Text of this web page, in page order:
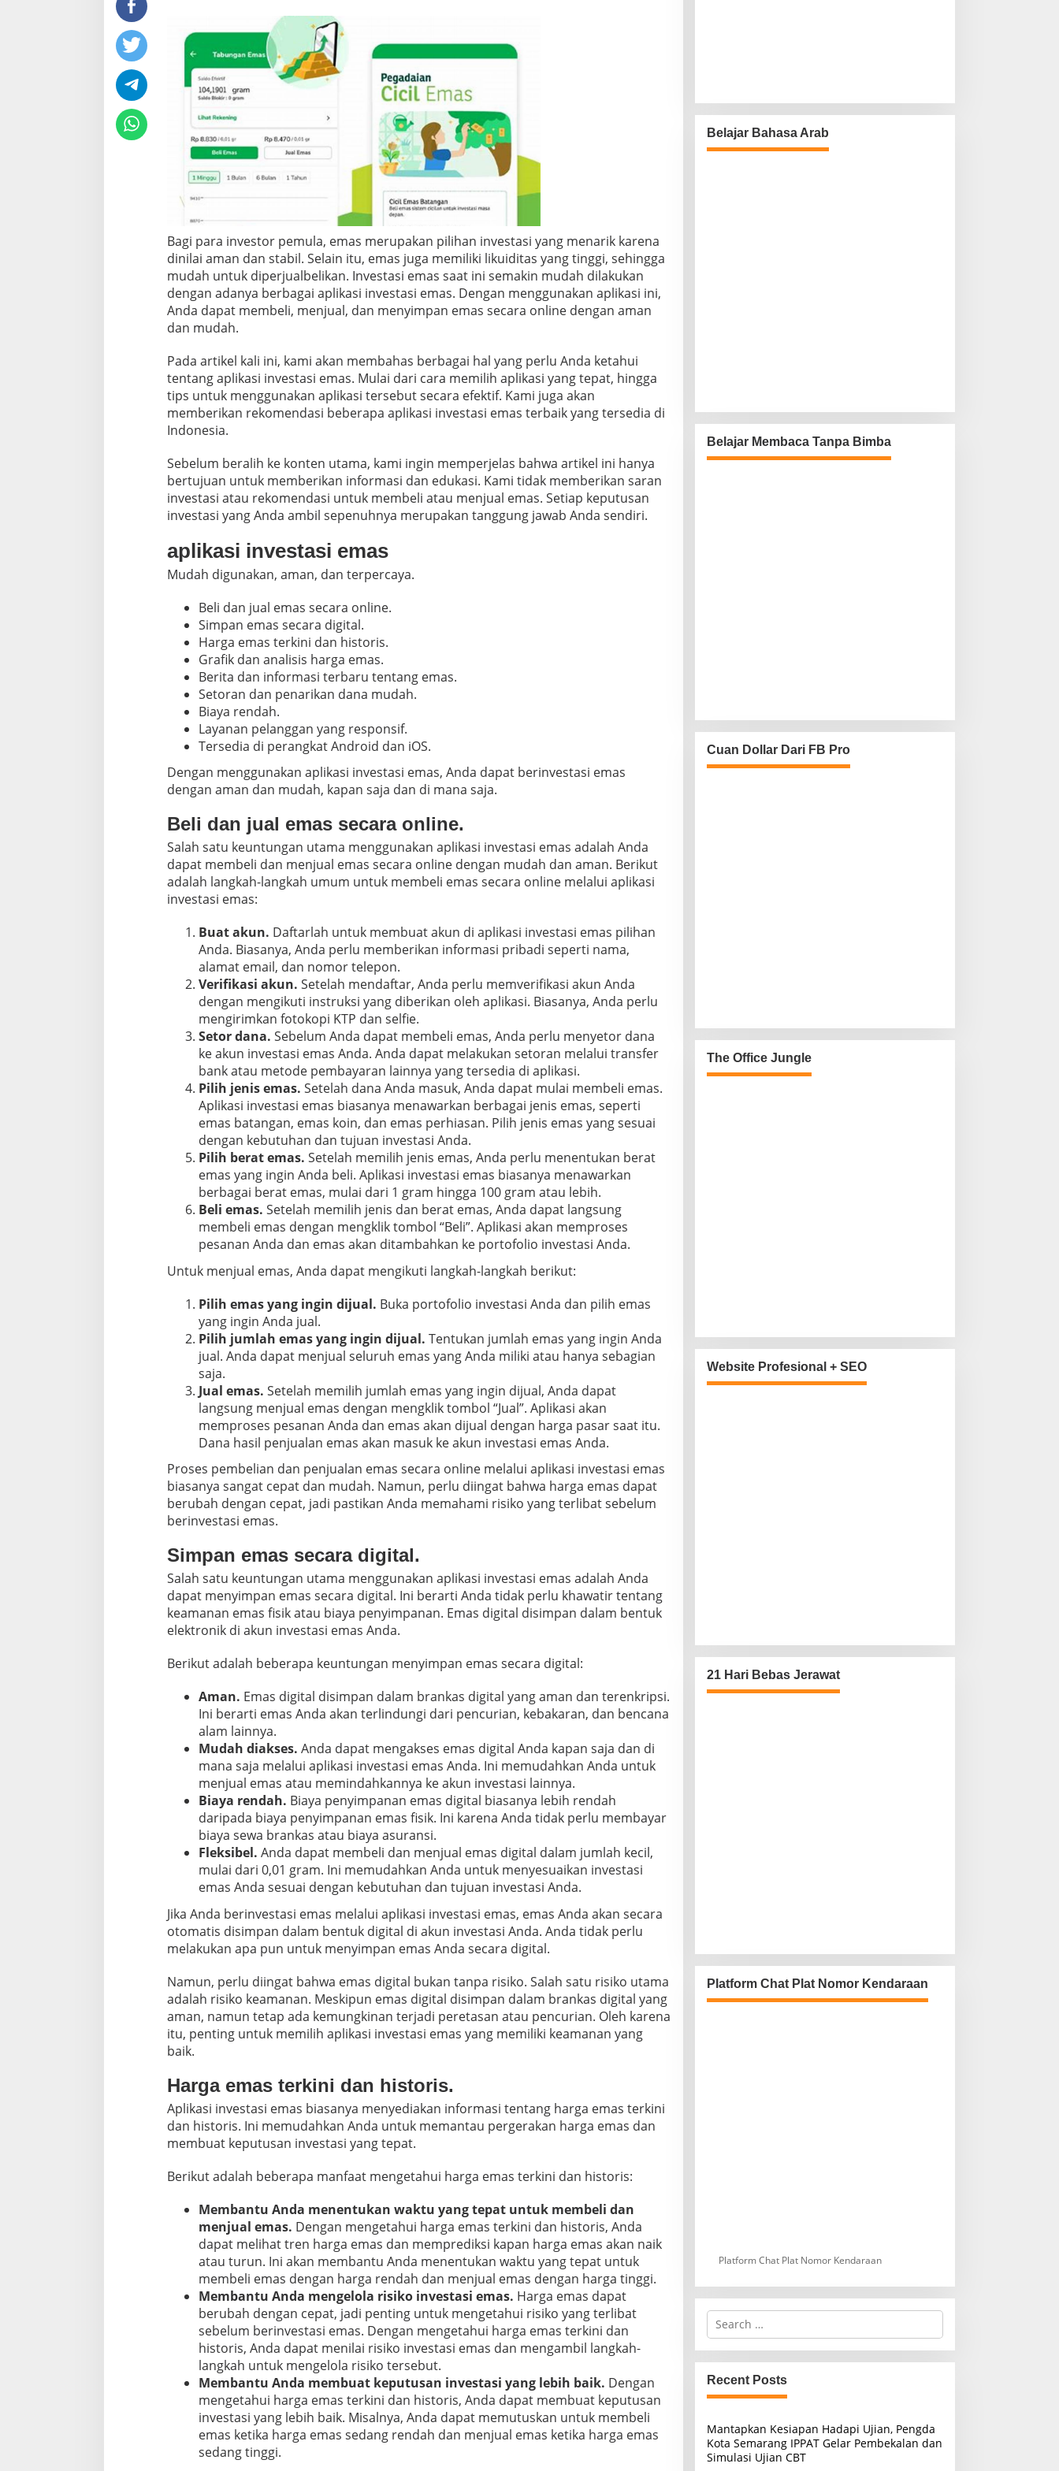
E
m
a
:
P
a
d
u
n
L
e
n
g
k
a
p
u
t
u
k
I
n
v
s
t
o
r
P
m
l
Bagi para investor pemula, emas merupakan pilihan investasi yang menarik karena
dinilai aman dan stabil. Selain itu, emas juga memiliki likuiditas yang tinggi, sehingga
mudah untuk diperjualbelikan. Investasi emas saat ini semakin mudah dilakukan
dengan adanya berbagai aplikasi investasi emas. Dengan menggunakan aplikasi ini,
Anda dapat membeli, menjual, dan menyimpan emas secara online dengan aman
dan mudah.
Pada artikel kali ini, kami akan membahas berbagai hal yang perlu Anda ketahui
tentang aplikasi investasi emas. Mulai dari cara memilih aplikasi yang tepat, hingga
tips untuk menggunakan aplikasi tersebut secara efektif. Kami juga akan
memberikan rekomendasi beberapa aplikasi investasi emas terbaik yang tersedia di
Indonesia.
Sebelum beralih ke konten utama, kami ingin memperjelas bahwa artikel ini hanya
bertujuan untuk memberikan informasi dan edukasi. Kami tidak memberikan saran
investasi atau rekomendasi untuk membeli atau menjual emas. Setiap keputusan
investasi yang Anda ambil sepenuhnya merupakan tanggung jawab Anda sendiri.
aplikasi investasi emas
Mudah digunakan, aman, dan terpercaya.
Beli dan jual emas secara online.
Simpan emas secara digital.
Harga emas terkini dan historis.
Grafik dan analisis harga emas.
Berita dan informasi terbaru tentang emas.
Setoran dan penarikan dana mudah.
Biaya rendah.
Layanan pelanggan yang responsif.
Tersedia di perangkat Android dan iOS.
Dengan menggunakan aplikasi investasi emas, Anda dapat berinvestasi emas
dengan aman dan mudah, kapan saja dan di mana saja.
Beli dan jual emas secara online.
Salah satu keuntungan utama menggunakan aplikasi investasi emas adalah Anda
dapat membeli dan menjual emas secara online dengan mudah dan aman. Berikut
adalah langkah-langkah umum untuk membeli emas secara online melalui aplikasi
investasi emas:
Buat akun. Daftarlah untuk membuat akun di aplikasi investasi emas pilihan
Anda. Biasanya, Anda perlu memberikan informasi pribadi seperti nama,
alamat email, dan nomor telepon.
Verifikasi akun. Setelah mendaftar, Anda perlu memverifikasi akun Anda
dengan mengikuti instruksi yang diberikan oleh aplikasi. Biasanya, Anda perlu
mengirimkan fotokopi KTP dan selfie.
Setor dana. Sebelum Anda dapat membeli emas, Anda perlu menyetor dana
ke akun investasi emas Anda. Anda dapat melakukan setoran melalui transfer
bank atau metode pembayaran lainnya yang tersedia di aplikasi.
Pilih jenis emas. Setelah dana Anda masuk, Anda dapat mulai membeli emas.
Aplikasi investasi emas biasanya menawarkan berbagai jenis emas, seperti
emas batangan, emas koin, dan emas perhiasan. Pilih jenis emas yang sesuai
dengan kebutuhan dan tujuan investasi Anda.
Pilih berat emas. Setelah memilih jenis emas, Anda perlu menentukan berat
emas yang ingin Anda beli. Aplikasi investasi emas biasanya menawarkan
berbagai berat emas, mulai dari 1 gram hingga 100 gram atau lebih.
Beli emas. Setelah memilih jenis dan berat emas, Anda dapat langsung
membeli emas dengan mengklik tombol “Beli”. Aplikasi akan memproses
pesanan Anda dan emas akan ditambahkan ke portofolio investasi Anda.
Untuk menjual emas, Anda dapat mengikuti langkah-langkah berikut:
Pilih emas yang ingin dijual. Buka portofolio investasi Anda dan pilih emas
yang ingin Anda jual.
Pilih jumlah emas yang ingin dijual. Tentukan jumlah emas yang ingin Anda
jual. Anda dapat menjual seluruh emas yang Anda miliki atau hanya sebagian
saja.
Jual emas. Setelah memilih jumlah emas yang ingin dijual, Anda dapat
langsung menjual emas dengan mengklik tombol “Jual”. Aplikasi akan
memproses pesanan Anda dan emas akan dijual dengan harga pasar saat itu.
Dana hasil penjualan emas akan masuk ke akun investasi emas Anda.
Proses pembelian dan penjualan emas secara online melalui aplikasi investasi emas
biasanya sangat cepat dan mudah. Namun, perlu diingat bahwa harga emas dapat
berubah dengan cepat, jadi pastikan Anda memahami risiko yang terlibat sebelum
berinvestasi emas.
Simpan emas secara digital.
Salah satu keuntungan utama menggunakan aplikasi investasi emas adalah Anda
dapat menyimpan emas secara digital. Ini berarti Anda tidak perlu khawatir tentang
keamanan emas fisik atau biaya penyimpanan. Emas digital disimpan dalam bentuk
elektronik di akun investasi emas Anda.
Berikut adalah beberapa keuntungan menyimpan emas secara digital:
Aman. Emas digital disimpan dalam brankas digital yang aman dan terenkripsi.
Ini berarti emas Anda akan terlindungi dari pencurian, kebakaran, dan bencana
alam lainnya.
Mudah diakses. Anda dapat mengakses emas digital Anda kapan saja dan di
mana saja melalui aplikasi investasi emas Anda. Ini memudahkan Anda untuk
menjual emas atau memindahkannya ke akun investasi lainnya.
Biaya rendah. Biaya penyimpanan emas digital biasanya lebih rendah
daripada biaya penyimpanan emas fisik. Ini karena Anda tidak perlu membayar
biaya sewa brankas atau biaya asuransi.
Fleksibel. Anda dapat membeli dan menjual emas digital dalam jumlah kecil,
mulai dari 0,01 gram. Ini memudahkan Anda untuk menyesuaikan investasi
emas Anda sesuai dengan kebutuhan dan tujuan investasi Anda.
Jika Anda berinvestasi emas melalui aplikasi investasi emas, emas Anda akan secara
otomatis disimpan dalam bentuk digital di akun investasi Anda. Anda tidak perlu
melakukan apa pun untuk menyimpan emas Anda secara digital.
Namun, perlu diingat bahwa emas digital bukan tanpa risiko. Salah satu risiko utama
adalah risiko keamanan. Meskipun emas digital disimpan dalam brankas digital yang
aman, namun tetap ada kemungkinan terjadi peretasan atau pencurian. Oleh karena
itu, penting untuk memilih aplikasi investasi emas yang memiliki keamanan yang
baik.
Harga emas terkini dan historis.
Aplikasi investasi emas biasanya menyediakan informasi tentang harga emas terkini
dan historis. Ini memudahkan Anda untuk memantau pergerakan harga emas dan
membuat keputusan investasi yang tepat.
Berikut adalah beberapa manfaat mengetahui harga emas terkini dan historis:
Membantu Anda menentukan waktu yang tepat untuk membeli dan
menjual emas. Dengan mengetahui harga emas terkini dan historis, Anda
dapat melihat tren harga emas dan memprediksi kapan harga emas akan naik
atau turun. Ini akan membantu Anda menentukan waktu yang tepat untuk
membeli emas dengan harga rendah dan menjual emas dengan harga tinggi.
Membantu Anda mengelola risiko investasi emas. Harga emas dapat
berubah dengan cepat, jadi penting untuk mengetahui risiko yang terlibat
sebelum berinvestasi emas. Dengan mengetahui harga emas terkini dan
historis, Anda dapat menilai risiko investasi emas dan mengambil langkah-
langkah untuk mengelola risiko tersebut.
Membantu Anda membuat keputusan investasi yang lebih baik. Dengan
mengetahui harga emas terkini dan historis, Anda dapat membuat keputusan
investasi yang lebih baik. Misalnya, Anda dapat memutuskan untuk membeli
emas ketika harga emas sedang rendah dan menjual emas ketika harga emas
sedang tinggi.
Belajar Bahasa Arab
Belajar Membaca Tanpa Bimba
Cuan Dollar Dari FB Pro
The Office Jungle
Website Profesional + SEO
21 Hari Bebas Jerawat
Platform Chat Plat Nomor Kendaraan
Platform Chat Plat Nomor Kendaraan
S
r
c
h
f
r
:
Recent Posts
Mantapkan Kesiapan Hadapi Ujian, Pengda
Kota Semarang IPPAT Gelar Pembekalan dan
Simulasi Ujian CBT